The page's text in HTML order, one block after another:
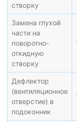
створку
Замена глухой
части на
поворотно-
откидную
створку
Дефлектор
(вентиляционное
отверстие) в
подоконник